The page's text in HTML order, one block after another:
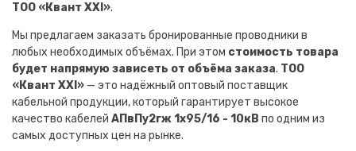
ТОО «Квант XXI».
Мы предлагаем заказать бронированные проводники в
любых необходимых объёмах. При этом стоимость товара
будет напрямую зависеть от объёма заказа. ТОО
«Квант XXI» — это надёжный оптовый поставщик
кабельной продукции, который гарантирует высокое
качество кабелей АПвПу2гж 1х95/16 - 10кВ по одним из
самых доступных цен на рынке.